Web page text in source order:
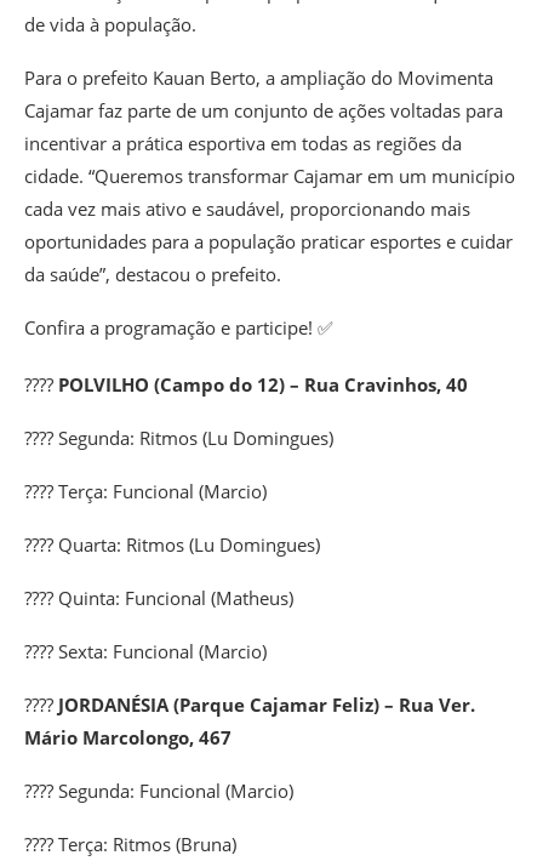
de vida à população.
Para o prefeito Kauan Berto, a ampliação do Movimenta
Cajamar faz parte de um conjunto de ações voltadas para
incentivar a prática esportiva em todas as regiões da
cidade. “Queremos transformar Cajamar em um município
cada vez mais ativo e saudável, proporcionando mais
oportunidades para a população praticar esportes e cuidar
da saúde”, destacou o prefeito.
Confira a programação e participe! ✅
???? POLVILHO (Campo do 12) – Rua Cravinhos, 40
???? Segunda: Ritmos (Lu Domingues)
???? Terça: Funcional (Marcio)
???? Quarta: Ritmos (Lu Domingues)
???? Quinta: Funcional (Matheus)
???? Sexta: Funcional (Marcio)
???? JORDANÉSIA (Parque Cajamar Feliz) – Rua Ver.
Mário Marcolongo, 467
???? Segunda: Funcional (Marcio)
???? Terça: Ritmos (Bruna)